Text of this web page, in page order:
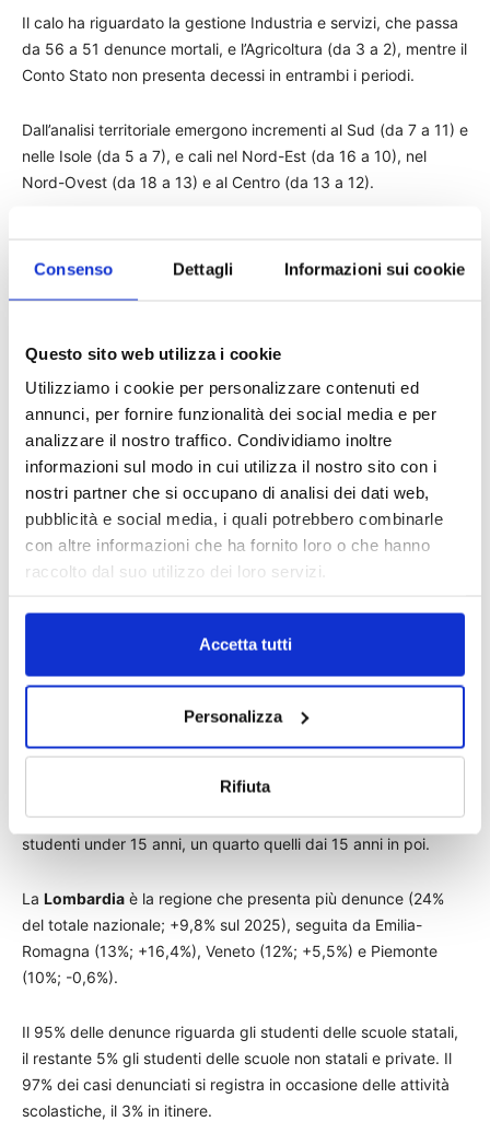
Consenso Dettagli Informazioni sui cookie
Questo sito web utilizza i cookie
Utilizziamo i cookie per personalizzare contenuti ed
annunci, per fornire funzionalità dei social media e per
analizzare il nostro traffico. Condividiamo inoltre
informazioni sul modo in cui utilizza il nostro sito con i
nostri partner che si occupano di analisi dei dati web,
pubblicità e social media, i quali potrebbero combinarle
con altre informazioni che ha fornito loro o che hanno
raccolto dal suo utilizzo dei loro servizi.
Accetta tutti
Personalizza
Rifiuta
Il calo ha riguardato la gestione Industria e servizi, che passa
da 56 a 51 denunce mortali, e l’Agricoltura (da 3 a 2), mentre il
Conto Stato non presenta decessi in entrambi i periodi.
Dall’analisi territoriale emergono incrementi al Sud (da 7 a 11) e
nelle Isole (da 5 a 7), e cali nel Nord-Est (da 16 a 10), nel
Nord-Ovest (da 18 a 13) e al Centro (da 13 a 12).
13 a sette, quelle dei lavoratori sono state 46 in entrambi i
19 denunce mortali) e un calo di sei decessi tra i 35-44enni
(da 12 a 6 casi).
Infortuni degli studenti
Le denunce di infortunio degli studenti di ogni ordine e grado
presentate all’Inail entro il mese di marzo 2026 sono state
27.237, in aumento del 5,6% rispetto alle 25.797 del primo
trimestre 2025.
riduzione del 54% rispetto a marzo 2025.
18% del totale delle denunce registrate a marzo 2026. Il 43%
interessa le studentesse (+5,3% tra il 2025 e il 2026), il 57%
gli studenti (+5,8%). Tre infortuni su quattro riguardano
studenti under 15 anni, un quarto quelli dai 15 anni in poi.
La Lombardia è la regione che presenta più denunce (24%
del totale nazionale; +9,8% sul 2025), seguita da Emilia-
Romagna (13%; +16,4%), Veneto (12%; +5,5%) e Piemonte
(10%; -0,6%).
Il 95% delle denunce riguarda gli studenti delle scuole statali,
il restante 5% gli studenti delle scuole non statali e private. Il
97% dei casi denunciati si registra in occasione delle attività
scolastiche, il 3% in itinere.